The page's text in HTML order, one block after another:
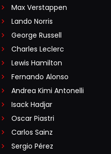
Max Verstappen
Lando Norris
George Russell
Charles Leclerc
Lewis Hamilton
Fernando Alonso
Andrea Kimi Antonelli
Isack Hadjar
Oscar Piastri
Carlos Sainz
Sergio Pérez